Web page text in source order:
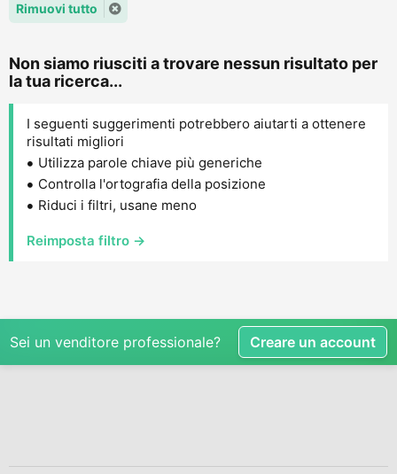
Rimuovi tutto
Non siamo riusciti a trovare nessun risultato per
la tua ricerca...
I seguenti suggerimenti potrebbero aiutarti a ottenere
risultati migliori
Utilizza parole chiave più generiche
Controlla l'ortografia della posizione
Riduci i filtri, usane meno
Reimposta filtro →
Sei un venditore professionale? Creare un account